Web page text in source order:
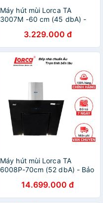
Máy hút mùi Lorca TA
3007M -60 cm (45 dbA) -
3.229.000 đ
Máy hút mùi Lorca TA
6008P-70cm (52 dbA) - Bảo
14.699.000 đ